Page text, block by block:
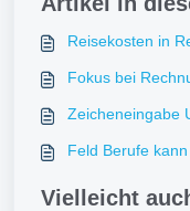
Reisekosten in
Fokus bei
Zeicheneingabe
Feld Berufe
Vielleicht